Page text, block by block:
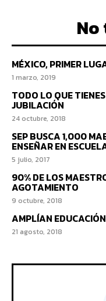
No
MÉXICO, PRIMER
1 marzo, 2019
TODO LO QUE
JUBILACIÓN
24 octubre, 2018
SEP BUSCA 1,000
ENSEÑAR EN
5 julio, 2017
90% DE LOS
AGOTAMIENTO
9 octubre, 2018
AMPLÍAN
21 agosto, 2018